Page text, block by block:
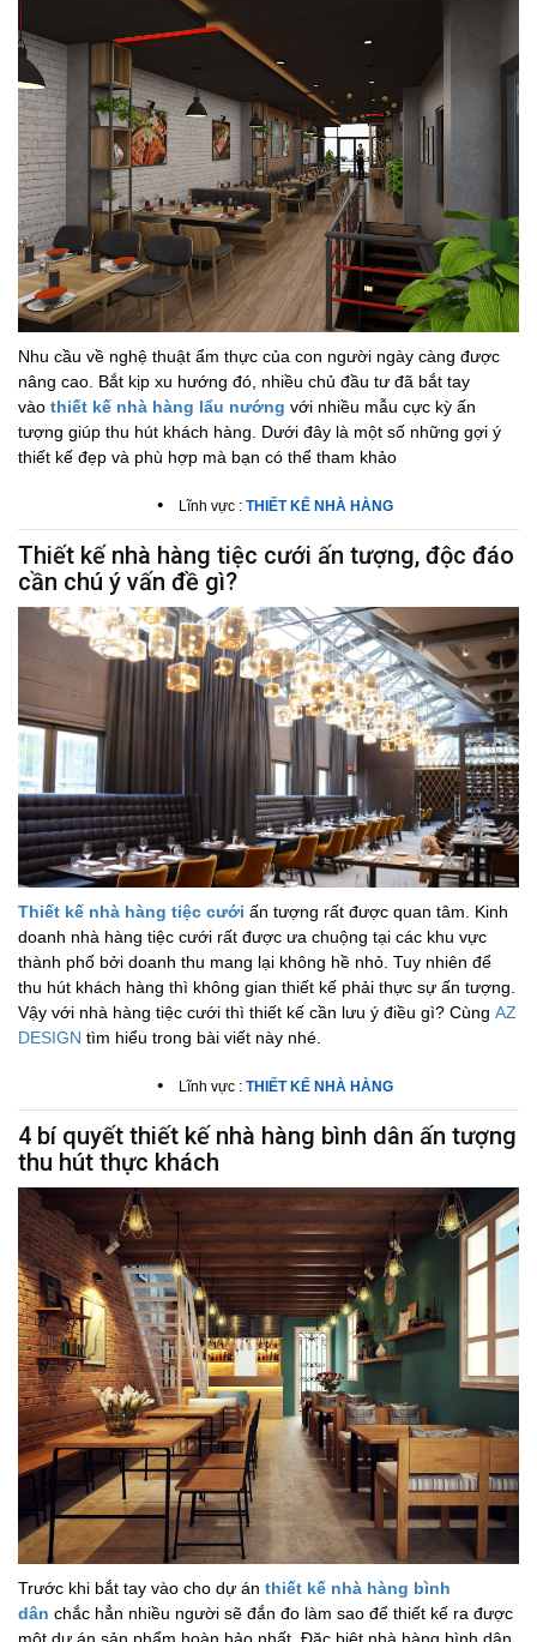
Nhu cầu về nghệ thuật ẩm thực của con người ngày càng được
nâng cao. Bắt kịp xu hướng đó, nhiều chủ đầu tư đã bắt tay
vào thiết kế nhà hàng lẩu nướng với nhiều mẫu cực kỳ ấn
tượng giúp thu hút khách hàng. Dưới đây là một số những gợi ý
thiết kế đẹp và phù hợp mà bạn có thể tham khảo
• Lĩnh vực : THIẾT KẾ NHÀ HÀNG
Thiết kế nhà hàng tiệc cưới ấn tượng, độc đáo
cần chú ý vấn đề gì?
Thiết kế nhà hàng tiệc cưới ấn tượng rất được quan tâm. Kinh
doanh nhà hàng tiệc cưới rất được ưa chuộng tại các khu vực
thành phố bởi doanh thu mang lại không hề nhỏ. Tuy nhiên để
thu hút khách hàng thì không gian thiết kế phải thực sự ấn tượng.
Vậy với nhà hàng tiệc cưới thì thiết kế cần lưu ý điều gì? Cùng AZ
DESIGN tìm hiểu trong bài viết này nhé.
• Lĩnh vực : THIẾT KẾ NHÀ HÀNG
4 bí quyết thiết kế nhà hàng bình dân ấn tượng
thu hút thực khách
Trước khi bắt tay vào cho dự án thiết kế nhà hàng bình
dân chắc hẳn nhiều người sẽ đắn đo làm sao để thiết kế ra được